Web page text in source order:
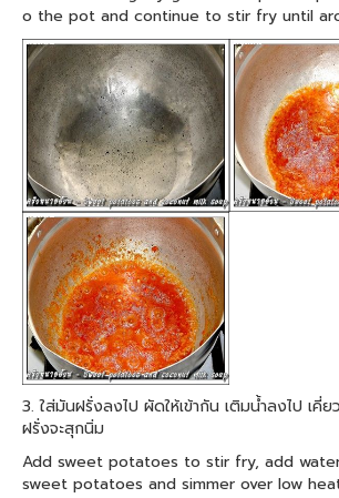
o the pot and continue to stir fry until
3. ใส่มันฝรั่งลงไป ผัดให้เข้ากัน เติมน้ำลงไป เคี่
ฝรั่งจะสุกนิ่ม
Add sweet potatoes to stir fry, add
sweet potatoes and simmer over low